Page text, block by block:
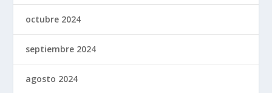
octubre 2024
septiembre 2024
agosto 2024